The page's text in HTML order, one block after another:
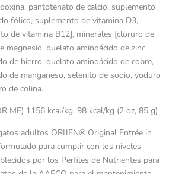
pantotenato de calcio, suplemento
fólico, suplemento de vitamina D3,
de vitamina B12], minerales [cloruro de
magnesio, quelato aminoácido de zinc,
de hierro, quelato aminoácido de cobre,
de manganeso, selenito de sodio, yoduro
de colina.
ME) 1156 kcal/kg, 98 kcal/kg (2 oz, 85 g)
adultos ORIJEN® Original Entrée in
para cumplir con los niveles
por los Perfiles de Nutrientes para